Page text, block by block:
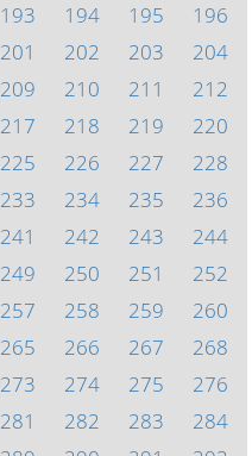
193 194 195
196
201 202 203
204
209 210 211
212
217 218 219
220
225 226 227
228
233 234 235
236
241 242 243
244
249 250 251
252
257 258 259
260
265 266 267
268
273 274 275
276
281 282 283
284